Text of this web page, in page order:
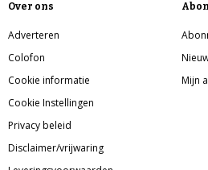
Over ons
Adverteren
Colofon
Cookie informatie
Cookie Instellingen
Privacy beleid
Disclaimer/vrijwaring
Mijn